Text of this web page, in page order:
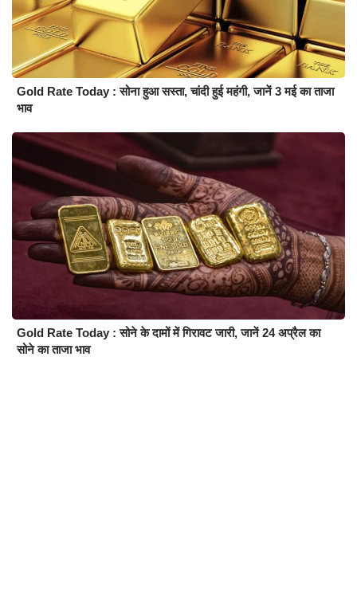
Gold Rate Today : सोना हुआ सस्ता, चांदी हुई महंगी, जानें 3 मई का ताजा
भाव
Gold Rate Today : सोने के दामों में गिरावट जारी, जानें 24 अप्रैल का
सोने का ताजा भाव